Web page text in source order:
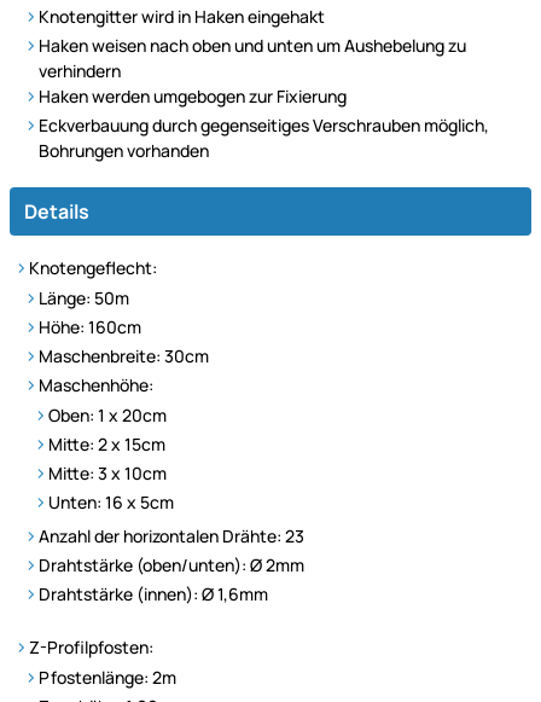
Knotengitter wird in Haken eingehakt
Haken weisen nach oben und unten um Aushebelung zu
verhindern
Haken werden umgebogen zur Fixierung
Eckverbauung durch gegenseitiges Verschrauben möglich,
Bohrungen vorhanden
Details
Knotengeflecht:
Länge: 50m
Höhe: 160cm
Maschenbreite: 30cm
Maschenhöhe:
Oben: 1 x 20cm
Mitte: 2 x 15cm
Mitte: 3 x 10cm
Unten: 16 x 5cm
Anzahl der horizontalen Drähte: 23
Drahtstärke (oben/unten): Ø 2mm
Drahtstärke (innen): Ø 1,6mm
Z-Profilpfosten:
Pfostenlänge: 2m